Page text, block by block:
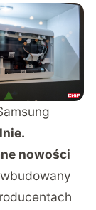
nowości